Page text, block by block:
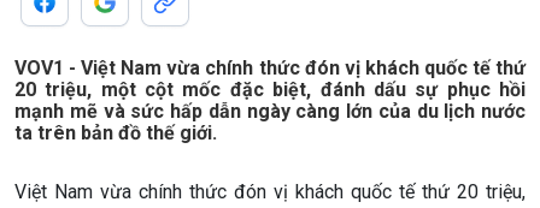
Chuyên mục
Theo dòng Thời sự
VOV1 - Việt Nam vừa chính thức đón vị khách quốc tế thứ
20 triệu, một cột mốc đặc biệt, đánh dấu sự phục hồi
mạnh mẽ và sức hấp dẫn ngày càng lớn của du lịch nước
ta trên bản đồ thế giới.
Việt Nam vừa chính thức đón vị khách quốc tế thứ 20 triệu,